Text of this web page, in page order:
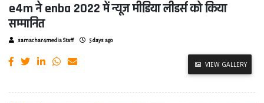
e4m ने enba 2022 में न्यूज मीडिया लीडर्स को किया
सम्मानित
samachar4media Staff 5 days ago
VIEW GALLERY